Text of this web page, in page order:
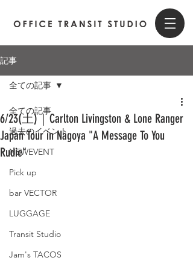
記事
全ての記事
過去のイベント
NEWEVENT
Pick up
bar VECTOR
LUGGAGE
Transit Studio
Jam's TACOS
全ての記事
6/23(土)｜Carlton Livingston & Lone Ranger
Japan Tour in Nagoya "A Message To You
Rudie"